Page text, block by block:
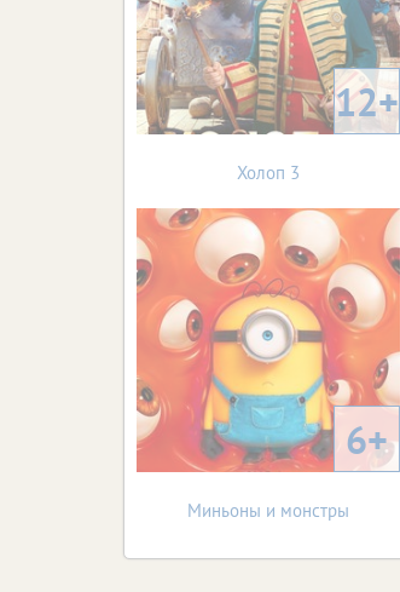
12+
Холоп 3
6+
Миньоны и монстры